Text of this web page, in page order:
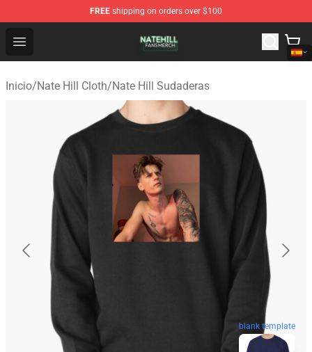
FREE shipping on orders over $100
Open menu
Nate Hill Shop - Official Nate Hill Merchandise Store
Inicio/Nate Hill Cloth/Nate Hill Sudaderas
blank template